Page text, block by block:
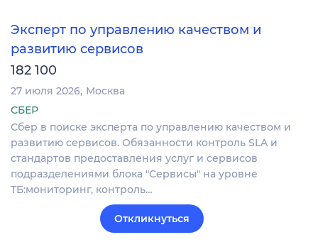
Эксперт по управлению качеством и
развитию сервисов
182 100
27 июля 2026 Москва
СБЕР
Сбер в поиске эксперта по управлению качеством и
развитию сервисов. Обязанности контроль SLA и
стандартов предоставления услуг и сервисов
подразделениями блока "Сервисы" на уровне
ТБ:мониторинг, контроль…
Откликнуться